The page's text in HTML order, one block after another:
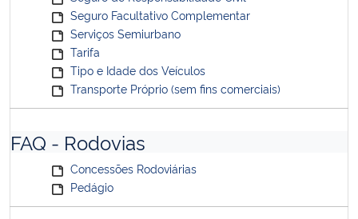
Seguro Facultativo Complementar
Serviços Semiurbano
Tarifa
Tipo e Idade dos Veículos
Transporte Próprio (sem fins comerciais)
FAQ - Rodovias
Concessões Rodoviárias
Pedágio